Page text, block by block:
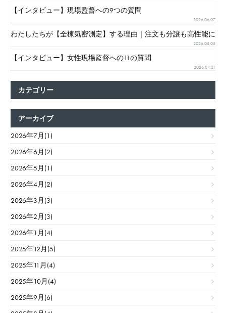
【インタビュー】現場監督への9つの質問
2026.06.07
わたしたちが【全棟気密測定】する理由｜注文も分譲も高性能に
2026.05.05
【インタビュー】女性現場監督への11の質問
2026.04.21
カテゴリー
アーカイブ
2026年7月(1)
2026年6月(2)
2026年5月(1)
2026年4月(2)
2026年3月(3)
2026年2月(3)
2026年1月(4)
2025年12月(5)
2025年11月(4)
2025年10月(4)
2025年9月(6)